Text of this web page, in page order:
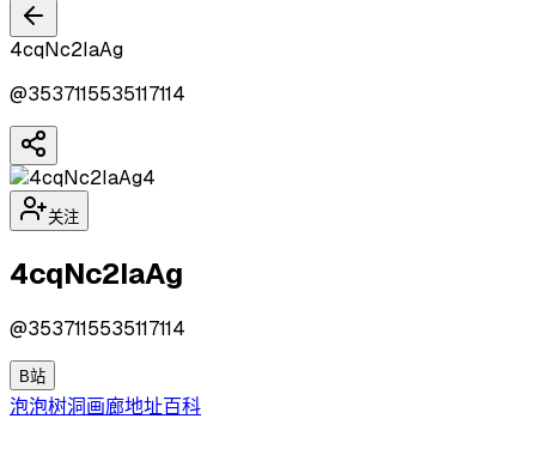
4cqNc2IaAg
@3537115535117114
4
关注
4cqNc2IaAg
@3537115535117114
B站
泡泡树洞画廊地址百科